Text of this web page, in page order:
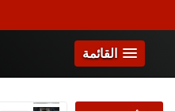
القائمة